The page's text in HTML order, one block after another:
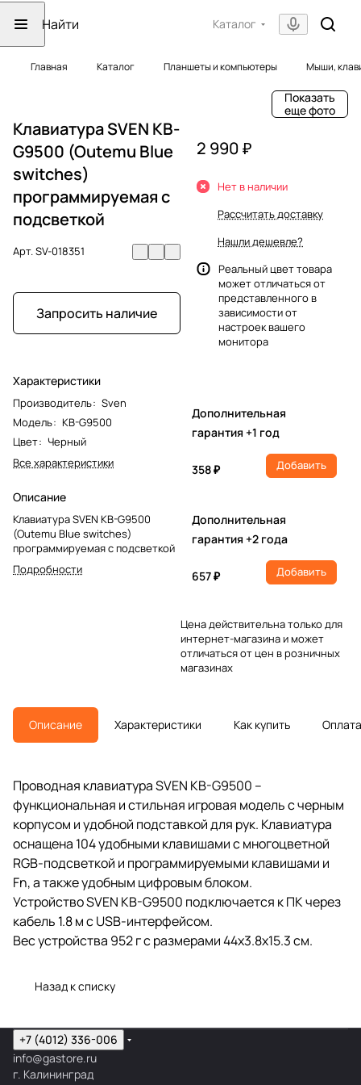
Каталог
Главная Каталог Планшеты и компьютеры Мыши,
Показать
еще фото
Клавиатура SVEN KB-
G9500 (Outemu Blue
switches)
программируемая с
подсветкой
Арт.SV-018351
Запросить наличие
Характеристики
Производитель: Sven
Модель: KB-G9500
Цвет: Черный
Все характеристики
Описание
Клавиатура SVEN KB-G9500
(Outemu Blue switches)
программируемая с подсветкой
Подробности
2 990 ₽
Нет в наличии
Рассчитать доставку
Нашли дешевле?
Реальный цвет товара
может отличаться от
представленного в
зависимости от
настроек вашего
монитора
Дополнительная
гарантия +1 год
358 ₽ Добавить
Дополнительная
гарантия +2 года
657 ₽ Добавить
Цена действительна только для
интернет-магазина и может
отличаться от цен в розничных
магазинах
Описание Характеристики Как купить Оплата
Проводная клавиатура SVEN KB-G9500 –
функциональная и стильная игровая модель с черным
корпусом и удобной подставкой для рук. Клавиатура
оснащена 104 удобными клавишами с многоцветной
RGB-подсветкой и программируемыми клавишами и
Fn, а также удобным цифровым блоком.
Устройство SVEN KB-G9500 подключается к ПК через
кабель 1.8 м с USB-интерфейсом.
Вес устройства 952 г с размерами 44x3.8x15.3 см.
Назад к списку
+7 (4012) 336-006
info@gastore.ru
г. Калининград